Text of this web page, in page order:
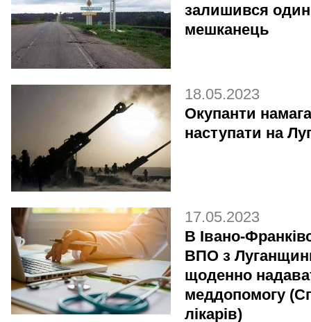
залишився один
мешканець
18.05.2023
Окупанти
наступати на
17.05.2023
В Івано-
ВПО з
щоденно
меддопомогу
лікарів)